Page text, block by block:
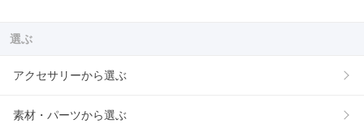
選ぶ
アクセサリーから選ぶ
素材・パーツから選ぶ